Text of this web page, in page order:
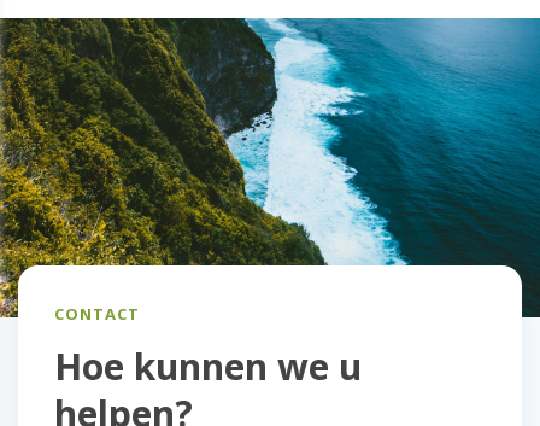
CONTACT
Hoe kunnen we u
helpen?